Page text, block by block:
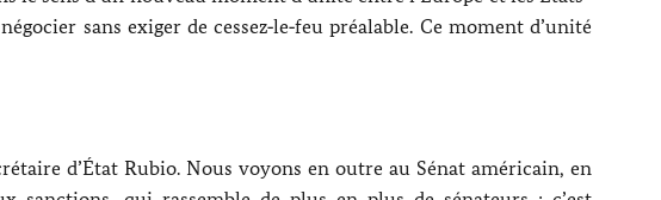
sans exiger de cessez‑le‑feu préalable. Ce moment d’unité
d’État Rubio. Nous voyons en outre au Sénat américain, en